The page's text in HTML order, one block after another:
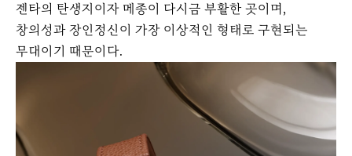
젠타의 탄생지이자 메종이 다시금 부활한 곳이며,
창의성과 장인정신이 가장 이상적인 형태로 구현되는
무대이기 때문이다.